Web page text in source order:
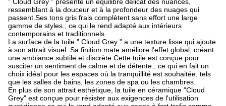
ressemblant à la douceur et à la profondeur des nuages qui
passent.Ses tons gris frais complètent sans effort une large
gamme de styles., ce qui le rend adapté aux intérieurs
contemporains et traditionnels.
La surface de la tuile " Cloud Grey " a une texture lisse qui ajoute
à son attrait visuel. Sa finition mate améliore l'effet global, créant
une ambiance subtile et discrète.Cette tuile est conçue pour
susciter un sentiment de calme et de détente., ce qui en fait un
choix idéal pour les espaces où la tranquillité est souhaitée, tels
que les salles de bains, les zones de spa ou les chambres.
En plus de son attrait esthétique, la tuile en céramique "Cloud
Grey" est conçue pour résister aux exigences de l'utilisation